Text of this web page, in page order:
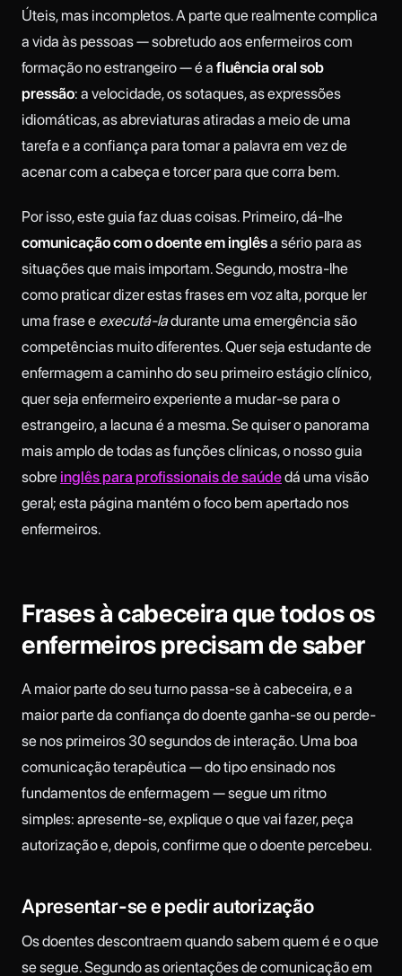
Úteis, mas incompletos. A parte que realmente complica
a vida às pessoas — sobretudo aos enfermeiros com
formação no estrangeiro — é a fluência oral sob
pressão: a velocidade, os sotaques, as expressões
idiomáticas, as abreviaturas atiradas a meio de uma
tarefa e a confiança para tomar a palavra em vez de
acenar com a cabeça e torcer para que corra bem.
Por isso, este guia faz duas coisas. Primeiro, dá-lhe
comunicação com o doente em inglêsa sério para as
situações que mais importam. Segundo, mostra-lhe
como praticar dizer estas frases em voz alta, porque ler
uma frase e executá-ladurante uma emergência são
competências muito diferentes. Quer seja estudante de
enfermagem a caminho do seu primeiro estágio clínico,
quer seja enfermeiro experiente a mudar-se para o
estrangeiro, a lacuna é a mesma. Se quiser o panorama
mais amplo de todas as funções clínicas, o nosso guia
sobre inglês para profissionais de saúdedá uma visão
geral; esta página mantém o foco bem apertado nos
enfermeiros.
Frases à cabeceira que todos os
enfermeiros precisam de saber
A maior parte do seu turno passa-se à cabeceira, e a
maior parte da confiança do doente ganha-se ou perde-
se nos primeiros 30 segundos de interação. Uma boa
comunicação terapêutica — do tipo ensinado nos
fundamentos de enfermagem — segue um ritmo
simples: apresente-se, explique o que vai fazer, peça
autorização e, depois, confirme que o doente percebeu.
Apresentar-se e pedir autorização
Os doentes descontraem quando sabem quem é e o que
se segue. Segundo as orientações de comunicação em